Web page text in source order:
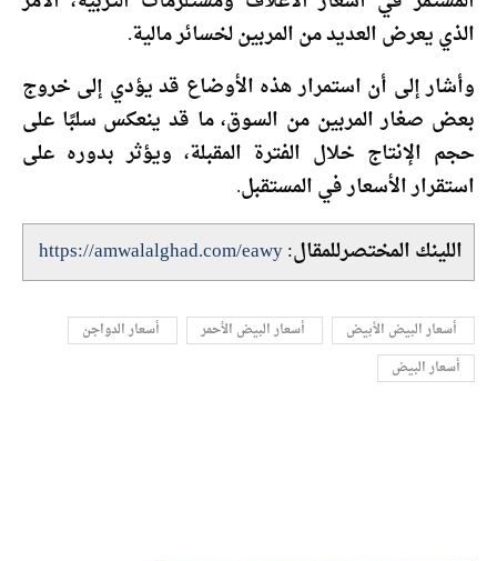
الذي يعرض العديد من المربين لخسائر مالية.
وأشار إلى أن استمرار هذه الأوضاع قد يؤدي إلى خروج
بعض صغار المربين من السوق، ما قد ينعكس سلبًا على
حجم الإنتاج خلال الفترة المقبلة، ويؤثر بدوره على
استقرار الأسعار في المستقبل.
اللينك المختصرللمقال:https://amwalalghad.com/eawy
أسعار البيض